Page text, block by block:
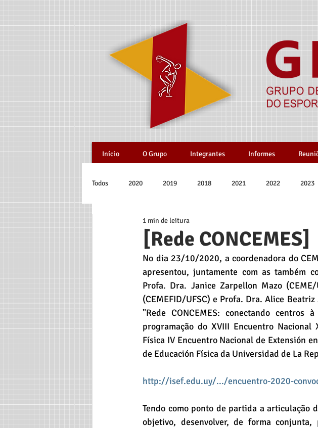
Início O Grupo Integrantes Informes
Todos 2020 2019 2018 2021 2022 2023
[Rede CONCEMES]
1 min de leitura
No dia 23/10/2020, a coordenadora do
apresentou, juntamente com as também
Profa. Dra. Janice Zarpellon Mazo
(CEMEFID/UFSC) e Profa. Dra. Alice
"Rede CONCEMES: conectando
programação do XVIII Encuentro
Física IV Encuentro Nacional de Extensión
de Educación Física da Universidad de La
http://isef.edu.uy/.../encuentro-2020-
Tendo como ponto de partida a articulação
objetivo, desenvolver, de forma